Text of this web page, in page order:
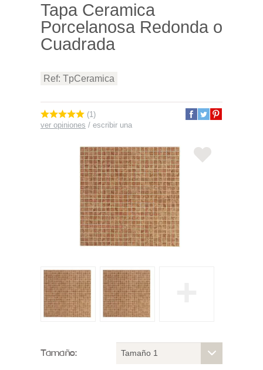
Tapa Ceramica
Porcelanosa Redonda o
Cuadrada
Ref: TpCeramica
(1)
ver opiniones / escribir una
Tamaño: Tamaño 1